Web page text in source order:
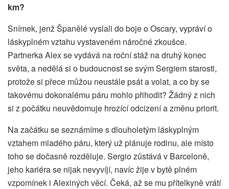
km?
Snímek, jenž Španělé vyslali do boje o Oscary, vypráví o
láskyplném vztahu vystaveném náročné zkoušce.
Partnerka Alex se vydává na roční stáž na druhý konec
světa, a nedělá si o budoucnost se svým Sergiem starosti,
protože si přece můžou neustále psát a volat, a co by se
takovému dokonalému páru mohlo přihodit? Žádný z nich
si z počátku neuvědomuje hrozící odcizení a změnu priorit.
Na začátku se seznámíme s dlouholetým láskyplným
vztahem mladého páru, který už plánuje rodinu, ale místo
toho se dočasně rozděluje. Sergio zůstává v Barceloně,
jeho kariéra se nijak nevyvíjí, navíc žije v bytě plném
vzpomínek i Alexiných věcí. Čeká, až se mu přítelkyně vrátí